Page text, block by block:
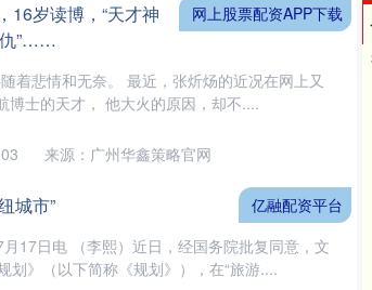
16岁读博，“天才神
仇”……
着悲情和无奈。 最近，张炘炀的近况在网上又
博士的天才， 他大火的原因，却不....
网上股票配资APP下载
来源：广州华鑫策略官网
城市”
17日电 （李熙）近日，经国务院批复同意，文
划》（以下简称《规划》），在“旅游....
亿融配资平台